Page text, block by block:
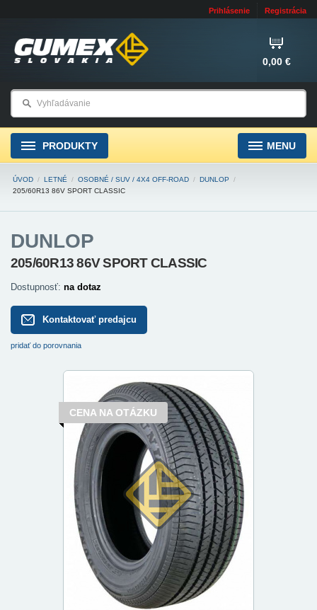
Prihlásenie Registrácia
0,00 €
PRODUKTY MENU
ÚVOD / LETNÉ / OSOBNÉ / SUV / 4X4 OFF-ROAD / DUNLOP
/
205/60R13 86V SPORT CLASSIC
DUNLOP
205/60R13 86V SPORT CLASSIC
Dostupnosť: na dotaz
Kontaktovať predajcu
pridať do porovnania
CENA NA OTÁZKU